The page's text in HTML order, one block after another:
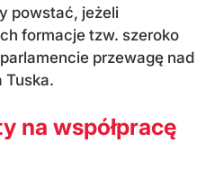
powstać, jeżeli
formacje tzw. szeroko
przewagę nad
Tuska.
na współpracę